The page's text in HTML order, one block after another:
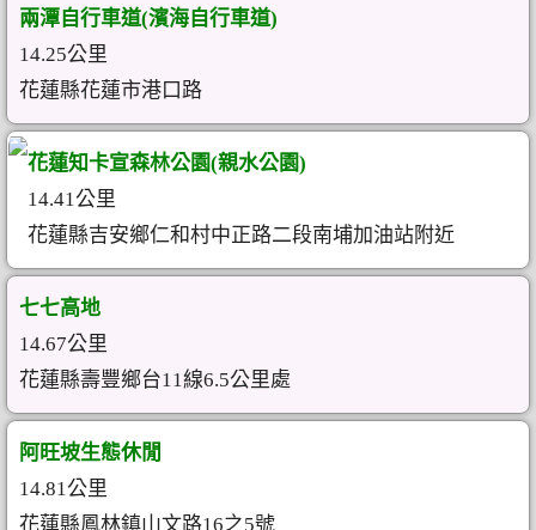
兩潭自行車道(濱海自行車道)
14.25公里
花蓮縣花蓮市港口路
花蓮知卡宣森林公園(親水公園)
14.41公里
花蓮縣吉安鄉仁和村中正路二段南埔加油站附近
七七高地
14.67公里
花蓮縣壽豐鄉台11線6.5公里處
阿旺坡生態休閒
14.81公里
花蓮縣鳳林鎮山文路16之5號